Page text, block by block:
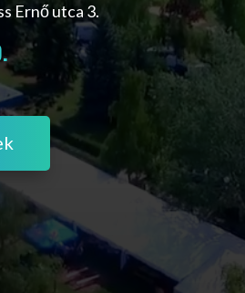
Ernő utca 3.